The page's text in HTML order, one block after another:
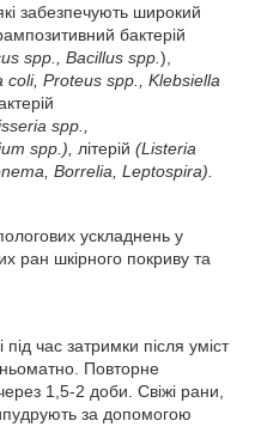
забезпечують широкий
бактерій
spp., Bacillus spp. ),
coli, Proteus spp., Klebsiella
spp.,
spp.), літерій (Listeria
Borrelia, Leptospira).
ускладнень у
ран шкірного покриву та
час затримки після уміст
Повторне
1,5-2 доби. Свіжі рани,
за допомогою